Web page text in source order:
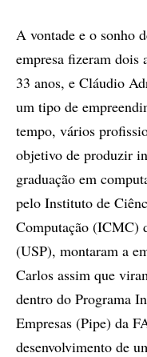
A vontade e o sonho
empresa fizeram
33 anos, e Cláudio
um tipo de
tempo, vários
objetivo de produzir
graduação em
pelo Instituto de
Computação (ICMC)
(USP), montaram a
Carlos assim que
dentro do Programa
Empresas (Pipe) da
desenvolvimento de